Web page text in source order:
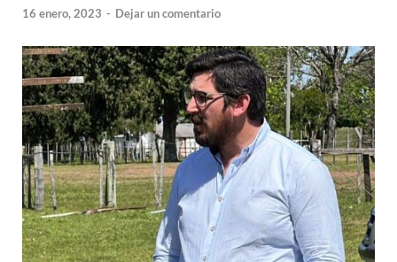
16 enero, 2023 - Dejar un comentario